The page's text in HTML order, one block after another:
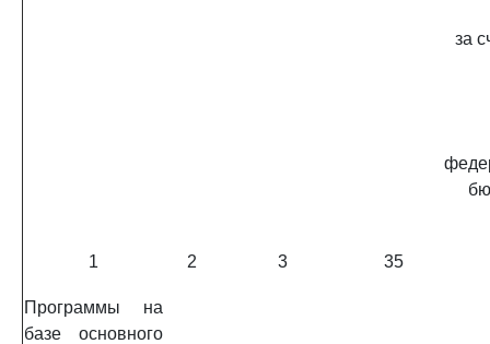
за
1 2 3 35
Программы на
базе основного